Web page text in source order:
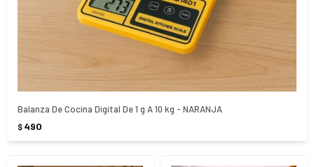
Balanza De Cocina Digital De 1 g A 10 kg - NARANJA
$ 490